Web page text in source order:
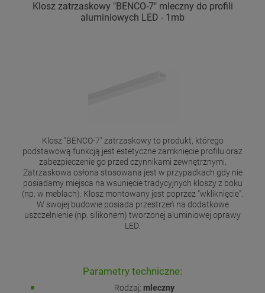
Klosz zatrzaskowy "BENCO-7" mleczny do profili
aluminiowych LED - 1mb
Klosz "BENCO-7" zatrzaskowy to produkt, którego
podstawową funkcją jest estetyczne zamknięcie profilu oraz
zabezpieczenie go przed czynnikami zewnętrznymi.
Zatrzaskowa osłona stosowana jest w przypadkach gdy nie
posiadamy miejsca na wsunięcie tradycyjnych kloszy z boku
(np. w meblach). Klosz montowany jest poprzez "wkliknięcie".
W swojej budowie posiada przestrzeń na dodatkowe
uszczelnienie (np. silikonem) tworzonej aluminiowej oprawy
LED.
Parametry techniczne:
Rodzaj: mleczny